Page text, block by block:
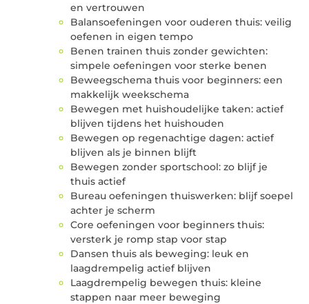
en vertrouwen
Balansoefeningen voor ouderen thuis: veilig
oefenen in eigen tempo
Benen trainen thuis zonder gewichten:
simpele oefeningen voor sterke benen
Beweegschema thuis voor beginners: een
makkelijk weekschema
Bewegen met huishoudelijke taken: actief
blijven tijdens het huishouden
Bewegen op regenachtige dagen: actief
blijven als je binnen blijft
Bewegen zonder sportschool: zo blijf je
thuis actief
Bureau oefeningen thuiswerken: blijf soepel
achter je scherm
Core oefeningen voor beginners thuis:
versterk je romp stap voor stap
Dansen thuis als beweging: leuk en
laagdrempelig actief blijven
Laagdrempelig bewegen thuis: kleine
stappen naar meer beweging